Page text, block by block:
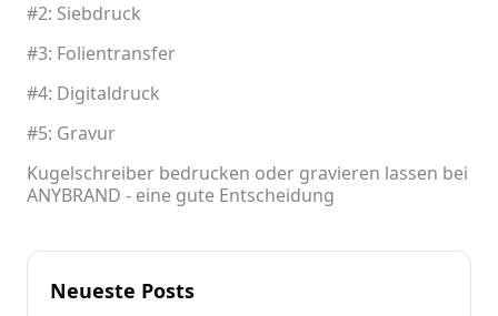
#2: Siebdruck
#3: Folientransfer
#4: Digitaldruck
#5: Gravur
Kugelschreiber bedrucken oder gravieren lassen bei
ANYBRAND - eine gute Entscheidung
Neueste Posts